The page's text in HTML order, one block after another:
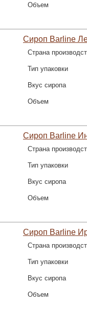
Объем
Сироп Barline
Страна
Тип упаковки
Вкус сиропа
Объем
Сироп Barline
Страна
Тип упаковки
Вкус сиропа
Объем
Сироп Barline
Страна
Тип упаковки
Вкус сиропа
Объем